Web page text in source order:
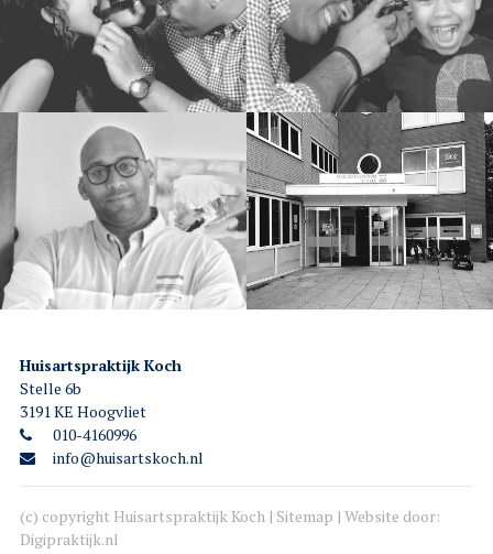
Huisartspraktijk Koch
Stelle 6b
3191 KE Hoogvliet
010-4160996
info@huisartskoch.nl
(c) copyright Huisartspraktijk Koch | Sitemap | Website door:
Digipraktijk.nl